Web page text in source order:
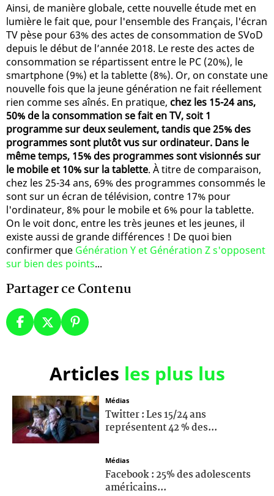
Ainsi, de manière globale, cette nouvelle étude met en
lumière le fait que, pour l'ensemble des Français, l'écran
TV pèse pour 63% des actes de consommation de SVoD
depuis le début de l’année 2018. Le reste des actes de
consommation se répartissent entre le PC (20%), le
smartphone (9%) et la tablette (8%). Or, on constate une
nouvelle fois que la jeune génération ne fait réellement
rien comme ses aînés. En pratique, chez les 15-24 ans,
50% de la consommation se fait en TV, soit 1
programme sur deux seulement, tandis que 25% des
programmes sont plutôt vus sur ordinateur. Dans le
même temps, 15% des programmes sont visionnés sur
le mobile et 10% sur la tablette. À titre de comparaison,
chez les 25-34 ans, 69% des programmes consommés le
sont sur un écran de télévision, contre 17% pour
l'ordinateur, 8% pour le mobile et 6% pour la tablette.
On le voit donc, entre les très jeunes et les jeunes, il
existe aussi de grande différences ! De quoi bien
confirmer que Génération Y et Génération Z s'opposent
sur bien des points...
Partager ce Contenu
Articles les plus lus
Médias
Twitter : Les 15/24 ans
représentent 42 % des...
Médias
Facebook : 25% des adolescents
américains...